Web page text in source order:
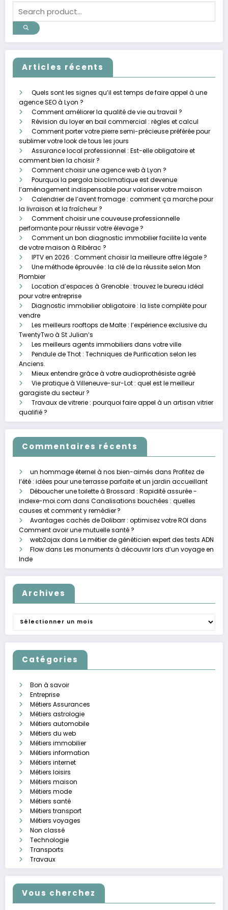
Articles récents
Quels sont les signes qu’il est temps de faire appel à une
agence SEO à Lyon ?
Comment améliorer la qualité de vie au travail ?
Révision du loyer en bail commercial : règles et calcul
Comment porter votre pierre semi-précieuse préférée pour
sublimer votre look de tous les jours
Assurance local professionnel : Est-elle obligatoire et
comment bien la choisir ?
Comment choisir une agence web à Lyon ?
Pourquoi la pergola bioclimatique est devenue
l’aménagement indispensable pour valoriser votre maison
Calendrier de l’avent fromage : comment ça marche pour
la livraison et la fraîcheur ?
Comment choisir une couveuse professionnelle
performante pour réussir votre élevage ?
Comment un bon diagnostic immobilier facilite la vente
de votre maison à Ribérac ?
IPTV en 2026 : Comment choisir la meilleure offre légale ?
Une méthode éprouvée : la clé de la réussite selon Mon
Plombier
Location d’espaces à Grenoble : trouvez le bureau idéal
pour votre entreprise
Diagnostic immobilier obligatoire : la liste complète pour
vendre
Les meilleurs rooftops de Malte : l’expérience exclusive du
TwentyTwo à St Julian’s
Les meilleurs agents immobiliers dans votre ville
Pendule de Thot : Techniques de Purification selon les
Anciens.
Mieux entendre grâce à votre audioprothésiste agréé
Vie pratique à Villeneuve-sur-Lot : quel est le meilleur
garagiste du secteur ?
Travaux de vitrerie : pourquoi faire appel à un artisan vitrier
qualifié ?
Commentaires récents
un hommage éternel à nos bien-aimés dans Profitez de
l’été : idées pour une terrasse parfaite et un jardin accueillant
Déboucher une toilette à Brossard : Rapidité assurée -
indexe-moi.com dans Canalisations bouchées : quelles
causes et comment y remédier ?
Avantages cachés de Dolibarr : optimisez votre ROI dans
Comment avoir une mutuelle santé ?
web2ajaxdans Le métier de généticien expert des tests ADN
Flowdans Les monuments à découvrir lors d’un voyage en
Inde
Archives
Archives
Catégories
Bon à savoir
Entreprise
Métiers Assurances
Métiers astrologie
Métiers automobile
Métiers du web
Métiers immobilier
Métiers information
Métiers internet
Métiers loisirs
Métiers maison
Métiers mode
Métiers santé
Métiers transport
Métiers voyages
Non classé
Technologie
Transports
Travaux
Vous cherchez